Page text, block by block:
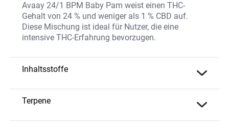
Avaay 24/1 BPM Baby Pam weist einen THC-
Gehalt von 24 % und weniger als 1 % CBD auf.
Diese Mischung ist ideal für Nutzer, die eine
intensive THC-Erfahrung bevorzugen.
Inhaltsstoffe
Die Sorte enthält eine hohe THC-Konzentration
sowie ein reichhaltiges Terpenprofil, das ihre
aromatischen und therapeutischen Eigenschaften
unterstützt. Sie wird ohne chemische Zusätze
Terpene
Myrcen– Entspannend und schmerzlindernd